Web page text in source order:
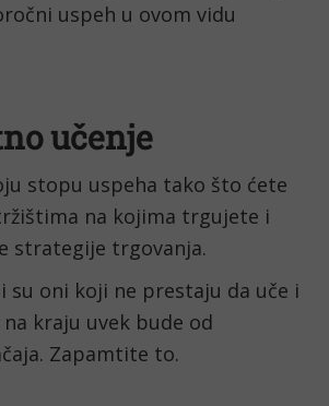
uspeh u ovom vidu
učenje
stopu uspeha tako što ćete
na kojima trgujete i
strategije trgovanja.
su oni koji ne prestaju da uče i
kraju uvek bude od
Zapamtite to.